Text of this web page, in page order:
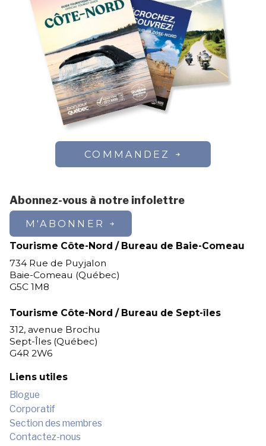
COMMANDEZ
Abonnez-vous à notre infolettre
M'ABONNER
Tourisme Côte-Nord / Bureau de Baie-Comeau
734 Rue de Puyjalon
Baie-Comeau (Québec)
G5C 1M8
Tourisme Côte-Nord / Bureau de Sept-îles
312, avenue Brochu
Sept-Îles (Québec)
G4R 2W6
Liens utiles
Blogue
Corporatif
Section des membres
Contactez-nous